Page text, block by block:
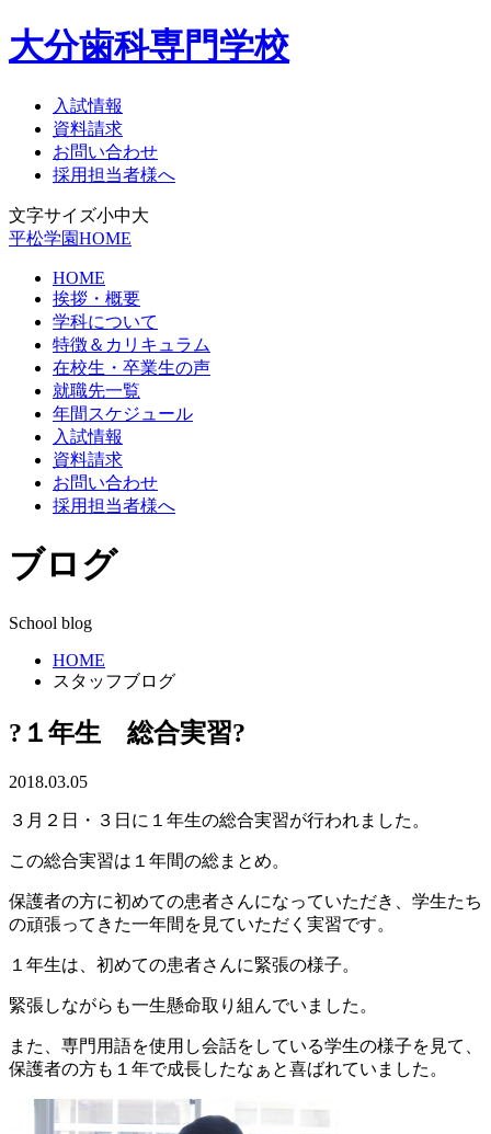
大分歯科専門学校
入試情報
資料請求
お問い合わせ
採用担当者様へ
文字サイズ小中大
平松学園HOME
HOME
挨拶・概要
学科について
特徴＆カリキュラム
在校生・卒業生の声
就職先一覧
年間スケジュール
入試情報
資料請求
お問い合わせ
採用担当者様へ
ブログ
School blog
HOME
スタッフブログ
?１年生 総合実習?
2018.03.05
３月２日・３日に１年生の総合実習が行われました。
この総合実習は１年間の総まとめ。
保護者の方に初めての患者さんになっていただき、学生たち
の頑張ってきた一年間を見ていただく実習です。
１年生は、初めての患者さんに緊張の様子。
緊張しながらも一生懸命取り組んでいました。
また、専門用語を使用し会話をしている学生の様子を見て、
保護者の方も１年で成長したなぁと喜ばれていました。